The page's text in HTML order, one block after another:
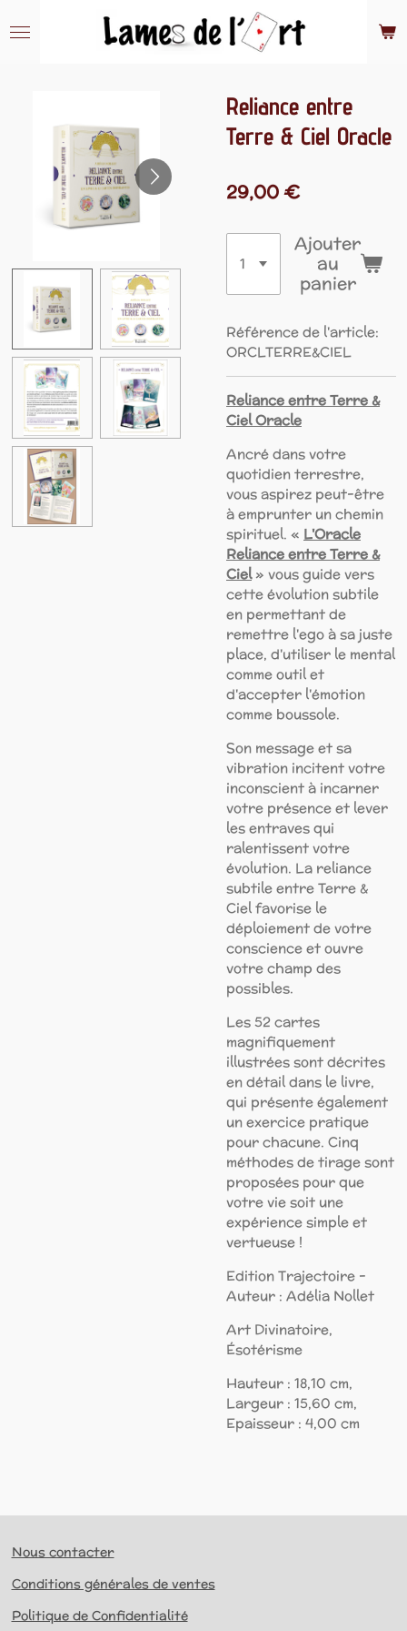
au
Reliance entre
Terre & Ciel Oracle
29,00 €
Ajouter
au
panier
Référence de l'article:
ORCLTERRE&CIEL
Reliance entre Terre &
Ciel Oracle
Ancré dans votre
quotidien terrestre,
vous aspirez peut-être
à emprunter un chemin
spirituel. « L'Oracle
Reliance entre Terre &
Ciel» vous guide vers
cette évolution subtile
en permettant de
remettre l'ego à sa juste
place, d'utiliser le mental
comme outil et
d'accepter l'émotion
comme boussole.
Son message et sa
vibration incitent votre
inconscient à incarner
votre présence et lever
les entraves qui
ralentissent votre
évolution. La reliance
subtile entre Terre &
Ciel favorise le
déploiement de votre
conscience et ouvre
votre champ des
possibles.
Les 52 cartes
magnifiquement
illustrées sont décrites
en détail dans le livre,
qui présente également
un exercice pratique
pour chacune. Cinq
méthodes de tirage sont
proposées pour que
votre vie soit une
expérience simple et
vertueuse !
Edition Trajectoire -
Auteur : Adélia Nollet
Art Divinatoire,
Ésotérisme
Hauteur : 18,10 cm,
Largeur : 15,60 cm,
Epaisseur : 4,00 cm
Nous contacter
Conditions générales de ventes
Politique de Confidentialité